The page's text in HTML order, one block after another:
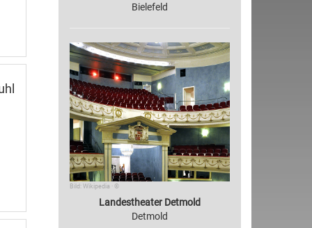
Bielefeld
Bild: Wikipedia · ©
Landestheater Detmold
Detmold